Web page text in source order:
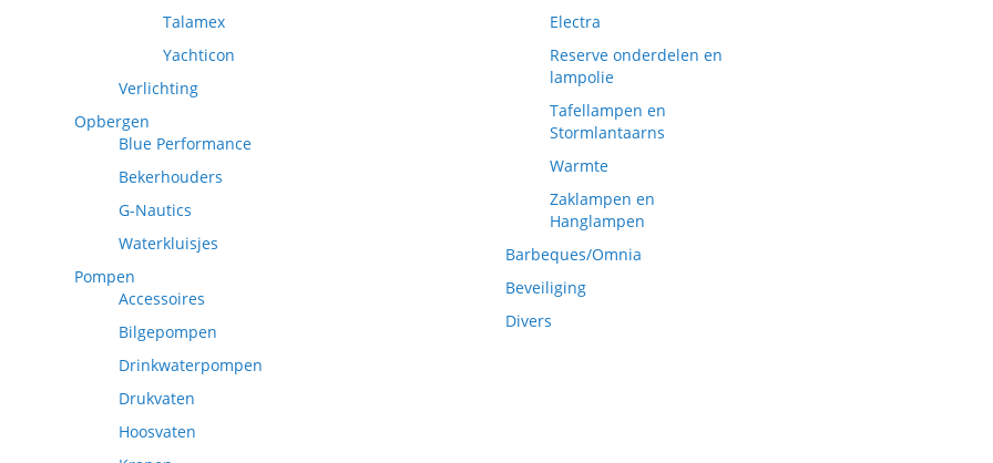
Talamex
Yachticon
Verlichting
Opbergen
Blue Performance
Bekerhouders
G-Nautics
Waterkluisjes
Pompen
Accessoires
Bilgepompen
Drinkwaterpompen
Drukvaten
Hoosvaten
Electra
Reserve onderdelen en
lampolie
Tafellampen en
Stormlantaarns
Warmte
Zaklampen en
Hanglampen
Barbeques/Omnia
Beveiliging
Divers